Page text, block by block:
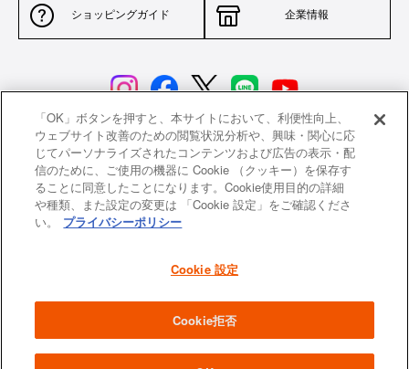
ショッピングガイド 企業情報
サイトポリシー 特定商取引法に基づく表示
並行輸入品について 個人情報保護方針
返品について
よくあるご質問 お問い合わせ
「OK」ボタンを押すと、本サイトにおいて、利便性向上、
ウェブサイト改善のための閲覧状況分析や、興味・関心に応
じてパーソナライズされたコンテンツおよび広告の表示・配
信のために、ご使用の機器に Cookie （クッキー）を保存す
ることに同意したことになります。Cookie使用目的の詳細
や種類、また設定の変更は 「Cookie 設定」をご確認くださ
い。
プライバシーポリシー
Cookie 設定
Cookie拒否